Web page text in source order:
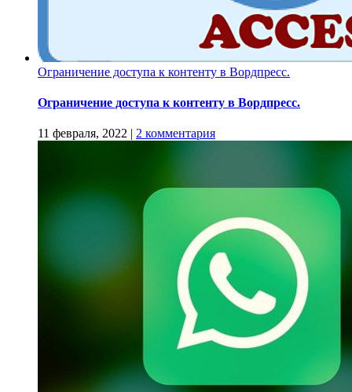
Ограничение доступа к контенту в Вордпресс.
Ограничение доступа к контенту в Вордпресс.
11 февраля, 2022 | 2 комментария